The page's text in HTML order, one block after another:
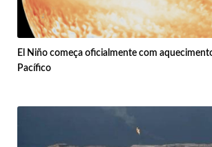
El Niño começa oficialmente com
Pacífico